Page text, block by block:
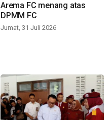
Arema FC menang atas
DPMM FC
Jumat, 31 Juli 2026